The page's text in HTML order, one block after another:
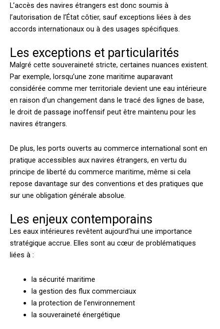
L’accès des navires étrangers est donc soumis à
l’autorisation de l’État côtier, sauf exceptions liées à des
accords internationaux ou à des usages spécifiques.
Les exceptions et particularités
Malgré cette souveraineté stricte, certaines nuances existent.
Par exemple, lorsqu’une zone maritime auparavant
considérée comme mer territoriale devient une eau intérieure
en raison d’un changement dans le tracé des lignes de base,
le droit de passage inoffensif peut être maintenu pour les
navires étrangers.
De plus, les ports ouverts au commerce international sont en
pratique accessibles aux navires étrangers, en vertu du
principe de liberté du commerce maritime, même si cela
repose davantage sur des conventions et des pratiques que
sur une obligation générale absolue.
Les enjeux contemporains
Les eaux intérieures revêtent aujourd’hui une importance
stratégique accrue. Elles sont au cœur de problématiques
liées à :
la sécurité maritime
la gestion des flux commerciaux
la protection de l’environnement
la souveraineté énergétique